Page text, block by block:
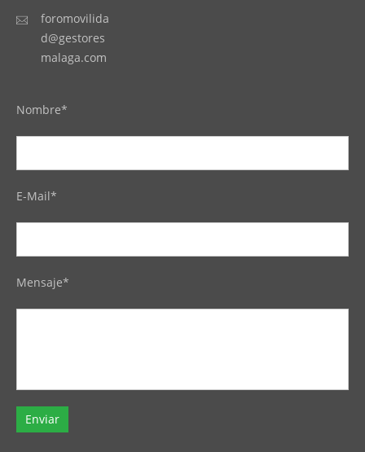
foromovilida
d@gestores
malaga.com
Nombre*
E-Mail*
Mensaje*